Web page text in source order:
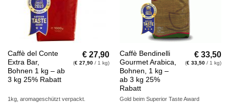
Caffè del Conte
Extra Bar,
Bohnen 1 kg – ab
3 kg 25% Rabatt
€ 27,90
(€ 27,90 / 1 kg)
1kg, aromageschützt verpackt.
Caffè Bendinelli
Gourmet Arabica,
Bohnen, 1 kg –
ab 3 kg 25%
Rabatt
€ 33,50
(€ 33,50 / 1 kg)
Gold beim Superior Taste Award